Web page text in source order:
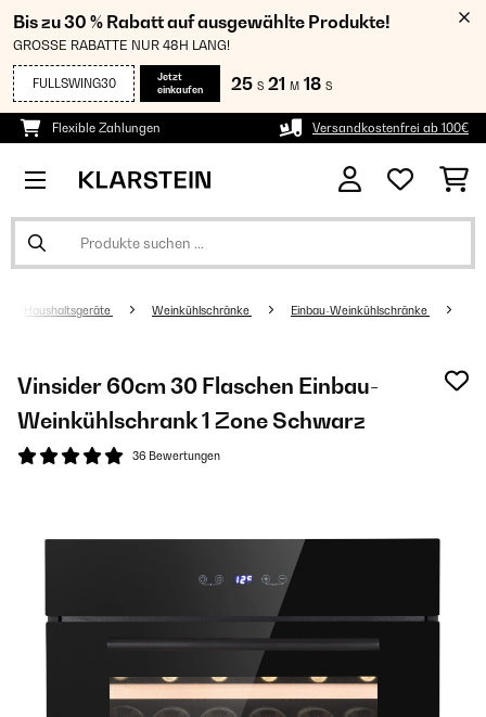
Bis zu 30 % Rabatt auf ausgewählte Produkte!
GROSSE RABATTE NUR 48H LANG!
FULLSWING30
Jetzt
einkaufen
25 S 21 M 17 S
Flexible Zahlungen Versandkostenfrei ab 100€
Haushaltsgeräte Weinkühlschränke Einbau-Weinkühlschränke
Vinsider 60cm 30 Flaschen Einbau-
Weinkühlschrank 1 Zone Schwarz
36 Bewertungen